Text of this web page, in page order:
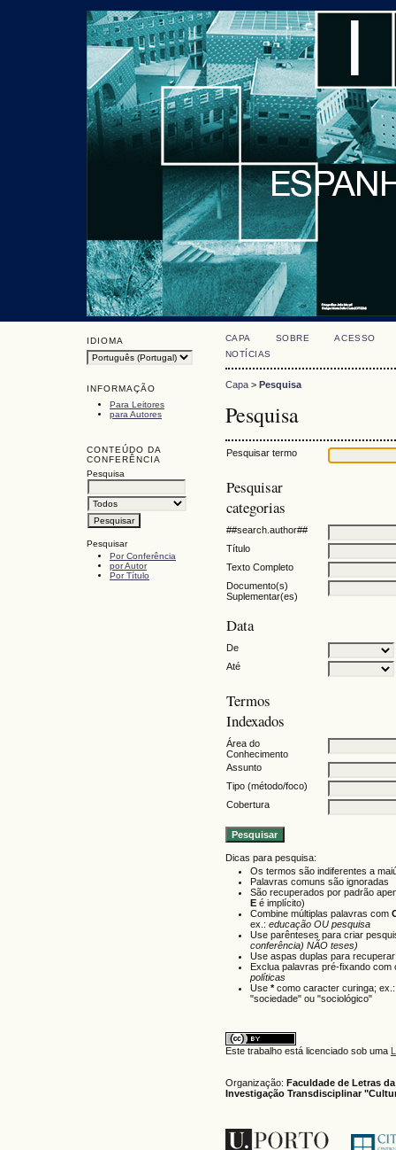
IDIOMA
INFORMAÇÃO
Para Leitores
para Autores
CONTEÚDO DA
CONFERÊNCIA
Pesquisa
Pesquisar
Por Conferência
por Autor
Por Título
CAPA SOBRE
ACESSO
NOTÍCIAS
Capa> Pesquisa
Pesquisa
Pesquisar termo
Pesquisar
categorias
##search.author##
Título
Texto Completo
Documento(s)
Suplementar(es)
Data
De
Até
Termos
Indexados
Área do
Conhecimento
Assunto
Tipo (método/foco)
Cobertura
Dicas para pesquisa:
Os termos são indiferentes a
Palavras comuns são ignoradas
São recuperados por padrão
Eé implícito)
Combine múltiplas palavras com
ex.: educação OU pesquisa
Use parênteses para criar
conferência) NÃO teses)
Use aspas duplas para
Exclua palavras pré-fixando com
políticas
Use *como caracter curinga;
"sociedade" ou "sociológico"
Este trabalho está licenciado sob uma
Organização: Faculdade de Letras
Investigação Transdisciplinar